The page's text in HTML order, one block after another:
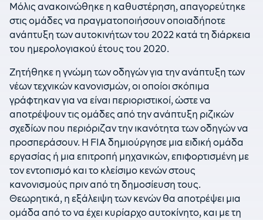
Μόλις ανακοινώθηκε η καθυστέρηση, απαγορεύτηκε
στις ομάδες να πραγματοποιήσουν οποιαδήποτε
ανάπτυξη των αυτοκινήτων του 2022 κατά τη διάρκεια
του ημερολογιακού έτους του 2020.
Ζητήθηκε η γνώμη των οδηγών για την ανάπτυξη των
νέων τεχνικών κανονισμών, οι οποίοι σκόπιμα
γράφτηκαν για να είναι περιοριστικοί, ώστε να
αποτρέψουν τις ομάδες από την ανάπτυξη ριζικών
σχεδίων που περιόριζαν την ικανότητα των οδηγών να
προσπεράσουν. Η FIA δημιούργησε μια ειδική ομάδα
εργασίας ή μια επιτροπή μηχανικών, επιφορτισμένη με
τον εντοπισμό και το κλείσιμο κενών στους
κανονισμούς πριν από τη δημοσίευση τους.
Θεωρητικά, η εξάλειψη των κενών θα αποτρέψει μια
ομάδα από το να έχει κυρίαρχο αυτοκίνητο, και με τη